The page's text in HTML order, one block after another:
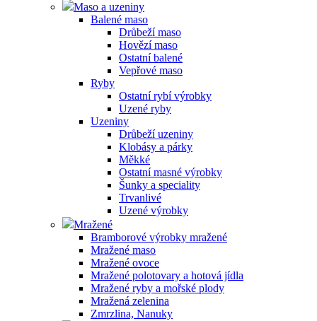
Maso a uzeniny
Balené maso
Drůbeží maso
Hovězí maso
Ostatní balené
Vepřové maso
Ryby
Ostatní rybí výrobky
Uzené ryby
Uzeniny
Drůbeží uzeniny
Klobásy a párky
Měkké
Ostatní masné výrobky
Šunky a speciality
Trvanlivé
Uzené výrobky
Mražené
Bramborové výrobky mražené
Mražené maso
Mražené ovoce
Mražené polotovary a hotová jídla
Mražené ryby a mořské plody
Mražená zelenina
Zmrzlina, Nanuky